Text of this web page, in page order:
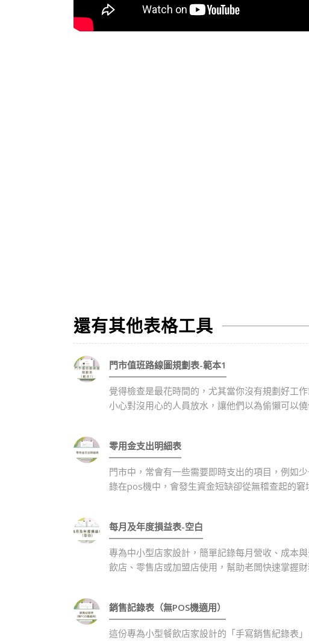
還有其他表格工具
門市值班路線圖規劃表-範本1
覺得檢查是最花時間的，尤其當你沒有規劃好工
小心對沒用心的人員放水，讓他們以為偷懶可以
零用金支出明細表
門市中，常會有一些需要即時支出的項目，例如
錄在pos機中，會發生資金短缺卻從無稽查起的
每月及年度損益表-空白
專為中小型店家設計，簡單記錄每月營收、成本
飲店、零售店或加盟店使用，幫助老闆快速掌握
銷售記錄表（無POS機適用）
這份專為小型餐飲店家設計的「手寫銷售紀錄表